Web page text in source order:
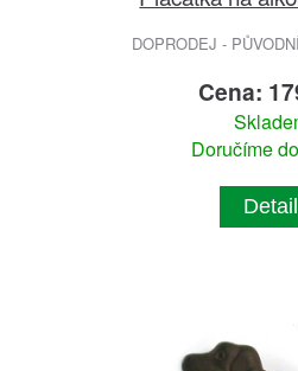
DOPRODEJ -
Cena:
Doručíme
Detail